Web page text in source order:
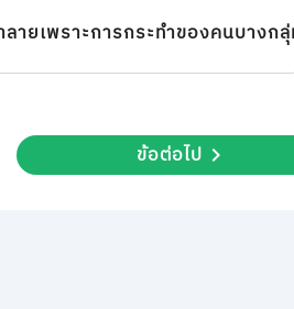
ยเพราะการกระทำของคนบางก
ข้อต่อไป